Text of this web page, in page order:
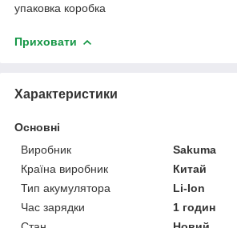
упаковка коробка
Приховати
Характеристики
Основні
Виробник
Sakuma
Країна виробник
Китай
Тип акумулятора
Li-Ion
Час зарядки
1 годин